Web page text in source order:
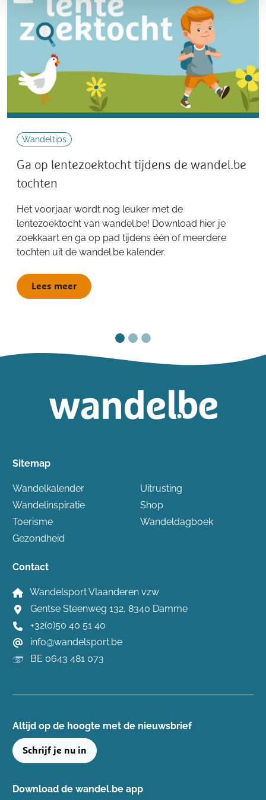
Wandeltips
Ga op lentezoektocht tijdens de wandel.be
tochten
Het voorjaar wordt nog leuker met de
lentezoektocht van wandel.be! Download hier je
zoekkaart en ga op pad tijdens één of meerdere
tochten uit de wandel.be kalender.
Lees meer
Sitemap
Wandelkalender
Wandelinspiratie
Toerisme
Gezondheid
Uitrusting
Shop
Wandeldagboek
Contact
Wandelsport Vlaanderen vzw
Gentse Steenweg 132, 8340 Damme
+32(0)50 40 51 40
info@wandelsport.be
BE 0643 481 073
Altijd op de hoogte ​met de nieuwsbrief
Schrijf je nu in
Download de wandel.be app